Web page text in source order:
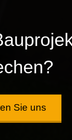
Sie uns